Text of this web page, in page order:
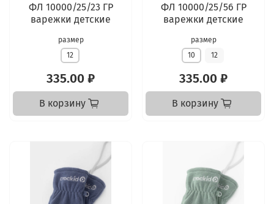
ФЛ 10000/25/23 ГР
варежки детские
размер
12
335.00 ₽
В корзину
ФЛ 10000/25/56 ГР
варежки детские
размер
10
12
335.00 ₽
В корзину